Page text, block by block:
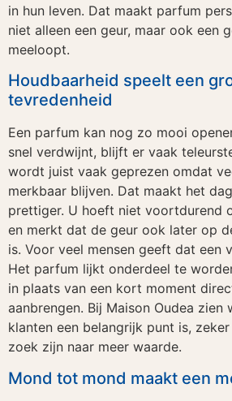
in hun leven. Dat maakt parfum
niet alleen een geur, maar ook een
meeloopt.
Houdbaarheid speelt een
tevredenheid
Een parfum kan nog zo mooi
snel verdwijnt, blijft er vaak
wordt juist vaak geprezen omdat
merkbaar blijven. Dat maakt het
prettiger. U hoeft niet voortdurend
en merkt dat de geur ook later op
is. Voor veel mensen geeft dat een
Het parfum lijkt onderdeel te
in plaats van een kort moment
aanbrengen. Bij Maison Oudea
klanten een belangrijk punt is,
zoek zijn naar meer waarde.
Mond tot mond maakt een